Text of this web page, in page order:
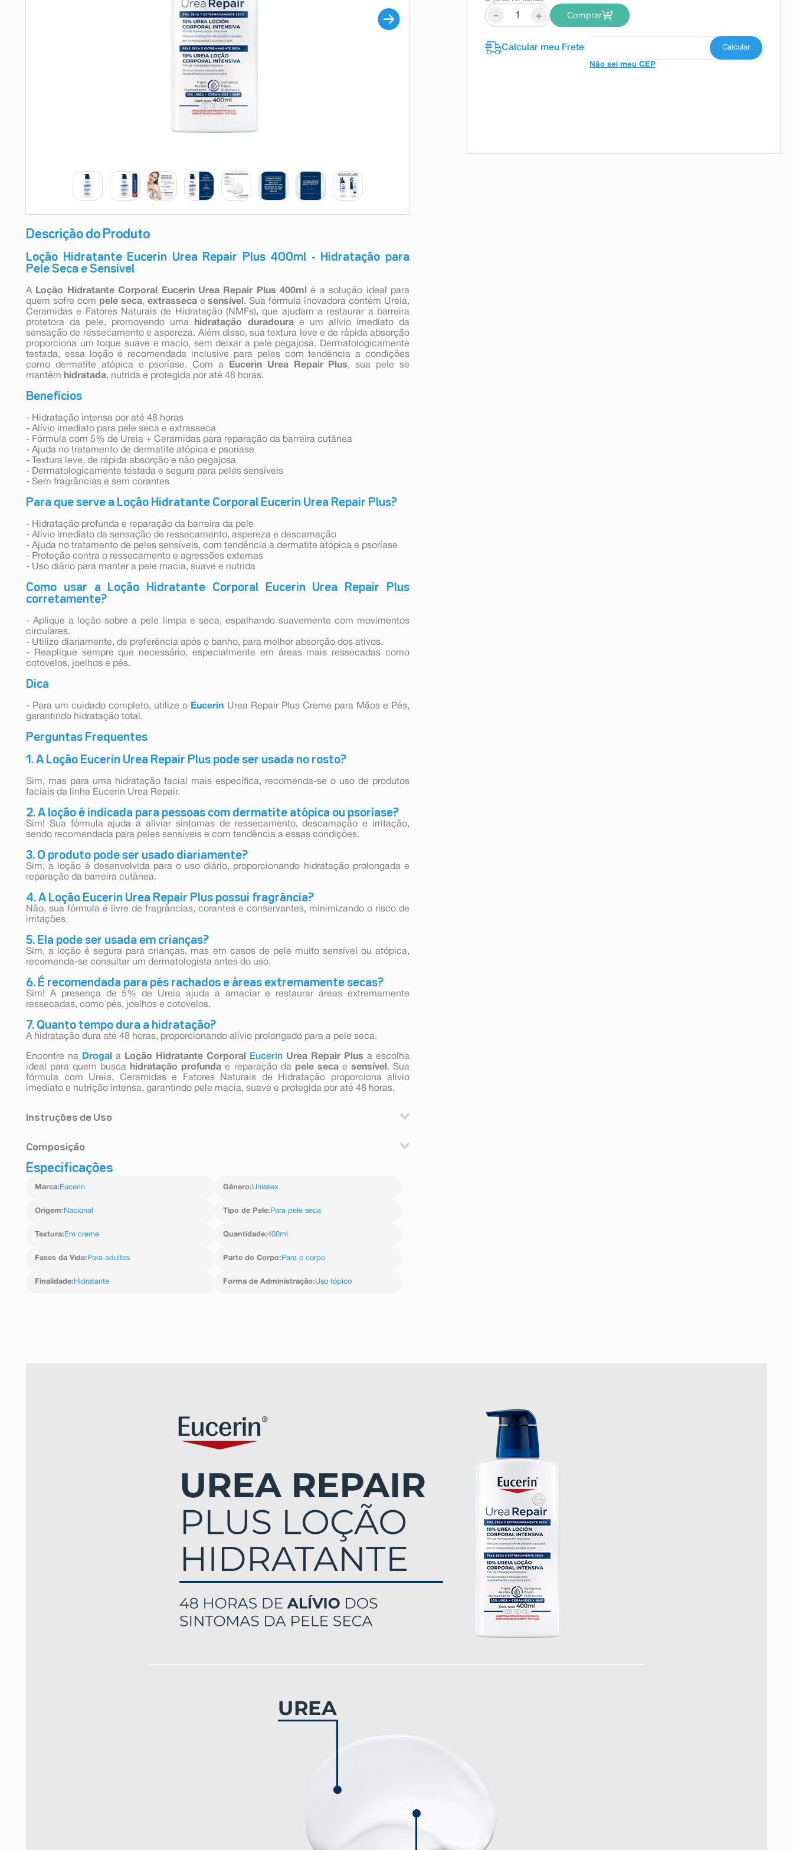
Descrição do Produto
Loção Hidratante Eucerin Urea Repair Plus 400ml - Hidratação para
Pele Seca e Sensível
A Loção Hidratante Corporal Eucerin Urea Repair Plus 400ml
é a solução ideal para
quem sofre com pele seca, extrassecaesensível . Sua fórmula inovadora contém Ureia,
Ceramidas e Fatores Naturais de Hidratação (NMFs), que ajudam a restaurar a barreira
protetora da pele, promovendo uma
hidratação duradourae um alívio imediato da
sensação de ressecamento e aspereza. Além disso, sua textura leve e de rápida absorção
proporciona um toque suave e macio, sem deixar a pele pegajosa. Dermatologicamente
testada, essa loção é recomendada inclusive para peles com tendência a condições
como dermatite atópica e psoríase. Com a
Eucerin Urea Repair Plus, sua pele se
mantém hidratada, nutrida e protegida por até 48 horas.
Benefícios
- Hidratação intensa por até 48 horas
- Alívio imediato para pele seca e extrasseca
- Fórmula com 5% de Ureia + Ceramidas para reparação da barreira cutânea
- Ajuda no tratamento de dermatite atópica e psoríase
- Textura leve, de rápida absorção e não pegajosa
- Dermatologicamente testada e segura para peles sensíveis
- Sem fragrâncias e sem corantes
Para que serve a Loção Hidratante Corporal Eucerin Urea Repair Plus?
- Hidratação profunda e reparação da barreira da pele
- Alívio imediato da sensação de ressecamento, aspereza e descamação
- Ajuda no tratamento de peles sensíveis, com tendência a dermatite atópica e psoríase
- Proteção contra o ressecamento e agressões externas
- Uso diário para manter a pele macia, suave e nutrida
Como usar a Loção Hidratante Corporal Eucerin Urea Repair Plus
corretamente?
- Aplique a loção sobre a pele limpa e seca, espalhando suavemente com movimentos
circulares.
- Utilize diariamente, de preferência após o banho, para melhor absorção dos ativos.
- Reaplique sempre que necessário, especialmente em áreas mais ressecadas como
cotovelos, joelhos e pés.
Dica
- Para um cuidado completo, utilize o Eucerin Urea Repair Plus Creme para Mãos e Pés,
garantindo hidratação total.
Perguntas Frequentes
1. A Loção Eucerin Urea Repair Plus pode ser usada no rosto?
Sim, mas para uma hidratação facial mais específica, recomenda-se o uso de produtos
faciais da linha Eucerin Urea Repair.
2. A loção é indicada para pessoas com dermatite atópica ou psoríase?
Sim! Sua fórmula ajuda a aliviar sintomas de ressecamento, descamação e irritação,
sendo recomendada para peles sensíveis e com tendência a essas condições.
3. O produto pode ser usado diariamente?
Sim, a loção é desenvolvida para o uso diário, proporcionando hidratação prolongada e
reparação da barreira cutânea.
4. A Loção Eucerin Urea Repair Plus possui fragrância?
Não, sua fórmula é livre de fragrâncias, corantes e conservantes, minimizando o risco de
irritações.
5. Ela pode ser usada em crianças?
Sim, a loção é segura para crianças, mas em casos de pele muito sensível ou atópica,
recomenda-se consultar um dermatologista antes do uso.
6. É recomendada para pés rachados e áreas extremamente secas?
Sim! A presença de 5% de Ureia ajuda a amaciar e restaurar áreas extremamente
ressecadas, como pés, joelhos e cotovelos.
7. Quanto tempo dura a hidratação?
A hidratação dura até 48 horas, proporcionando alívio prolongado para a pele seca.
Encontre na Drogal a Loção Hidratante Corporal Eucerin Urea Repair Plus a escolha
ideal para quem busca
hidratação profunda e reparação da pele secae sensível . Sua
fórmula com Ureia, Ceramidas e Fatores Naturais de Hidratação proporciona alívio
imediato e nutrição intensa, garantindo pele macia, suave e protegida por até 48 horas.
Instruções de Uso
Composição
Aqua, Urea, Glycerin, Isopropyl Stearate, Dicaprylyl Ether, Glyceryl Glucoside, Sodium
DiisostearatePolyhydroxystearateSebacate, Tapioca Starch, Carnitine, Cetearyl Alcohol,
Serine, Sucrose, PCA, Citrulline, Glycogen, Alanine, Threonine, Glutamic Acid, Lysine HCl,
Especificações
Marca: Eucerin Gênero:Unissex
Origem: Nacional Tipo de Pele: Para pele seca
Textura: Em creme Quantidade:400ml
Fases da Vida: Para adultos Parte do Corpo: Para o corpo
Finalidade: Hidratante Forma de Administração:Uso tópico
- + Comprar
Não sei meu CEP
absorvente
shampoo